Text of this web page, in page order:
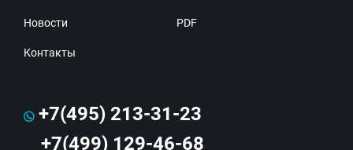
Новости
Контакты
PDF
+7(495) 213-31-23
+7(499) 129-46-68